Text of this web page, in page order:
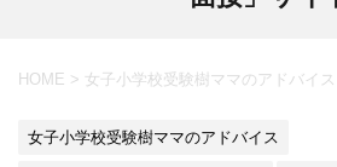
HOME > 女子小学校受験樹ママのアドバイス
女子小学校受験樹ママのアドバイス